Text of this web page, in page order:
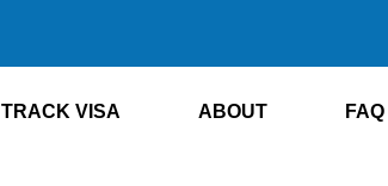
TRACK VISA ABOUT FAQ